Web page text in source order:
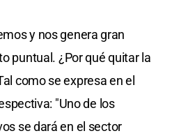
y nos genera gran
puntual. ¿Por qué quitar la
como se expresa en el
"Uno de los
se dará en el sector